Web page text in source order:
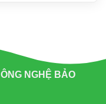
NGHỆ BẢO